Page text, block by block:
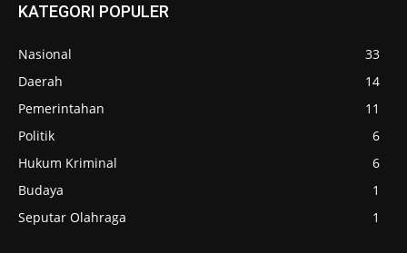
KATEGORI POPULER
Nasional
33
Daerah
14
Pemerintahan
11
Politik
6
Hukum Kriminal
6
Budaya
1
Seputar Olahraga
1